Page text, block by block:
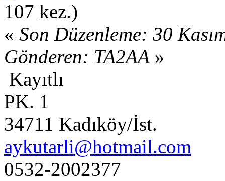
107 kez.)
« Son Düzenleme: 30
Gönderen: TA2AA »
Kayıtlı
PK. 1
34711 Kadıköy/İst.
aykutarli@hotmail.com
0532-2002377